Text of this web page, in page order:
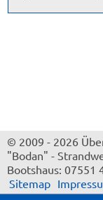
© 2009 - 2026
"Bodan" -
Bootshaus: 07551
Sitemap